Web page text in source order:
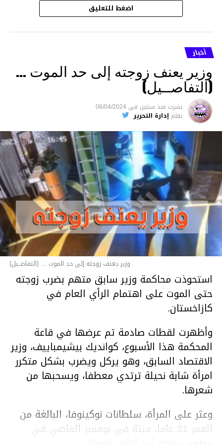
اضغط للتعليق
أخبار
وزير يعنف زوجته إلى حد الموت …
(التفاصــيل)
نشرت منذ سنتين فى 06/04/2024
بقلم إدارة التحرير
وزير يعنف زوجته إلى حد الموت ... (التفاصــيل)
استحوذت محاكمة وزير سابق متهم بضرب زوجته
حتى الموت على اهتمام الرأي العام في
كازاخستان.
وأظهرت لقطات صادمة تم عرضها في قاعة
المحكمة هذا الأسبوع، كوانديك بيشيمباييف، وزير
الاقتصاد السابق، وهو يركل ويضرب بشكل متكرر
امرأة شابة نحيلة ترتدي معطفا، ويسحبها من
شعرها.
وعثر على المرأة، سلطانات نوكينوفا، البالغة من
العمر 31 عاما، ميتة في نوفمبر الماضي في